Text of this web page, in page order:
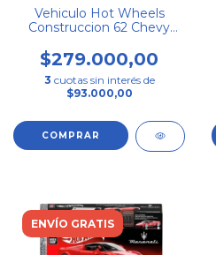
Vehiculo Hot Wheels
Construccion 62 Chevy
$279.000,00
3 cuotas sin interés de
$93.000,00
ENVÍO GRATIS